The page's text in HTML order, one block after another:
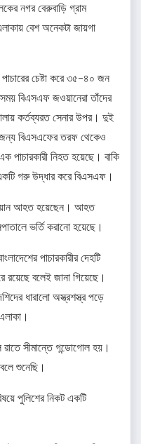
নগর বেরুবাড়ি গ্রাম
বেশ অনেকটা জায়গা
চেষ্টা করে ৩৫-৪০ জন
বিএসএফ জওয়ানেরা তাঁদের
কর্তব্যরত সেনার উপর। দুই
জন্য বিএসএফের তরফ থেকেও
পাচারকারী নিহত হয়েছে। বাকি
গরু উদ্ধার করে বিএসএফ।
আহত হয়েছেন। আহত
ভর্তি করানো হয়েছে।
পাচারকারীর দেহটি
রয়েছে বলেই জানা গিয়েছে।
ধারালো অস্ত্রশস্ত্র পড়ে
রাতে সীমান্তে গন্ডোগোল হয়।
শুনেছি।
পুলিশের নিকট একটি